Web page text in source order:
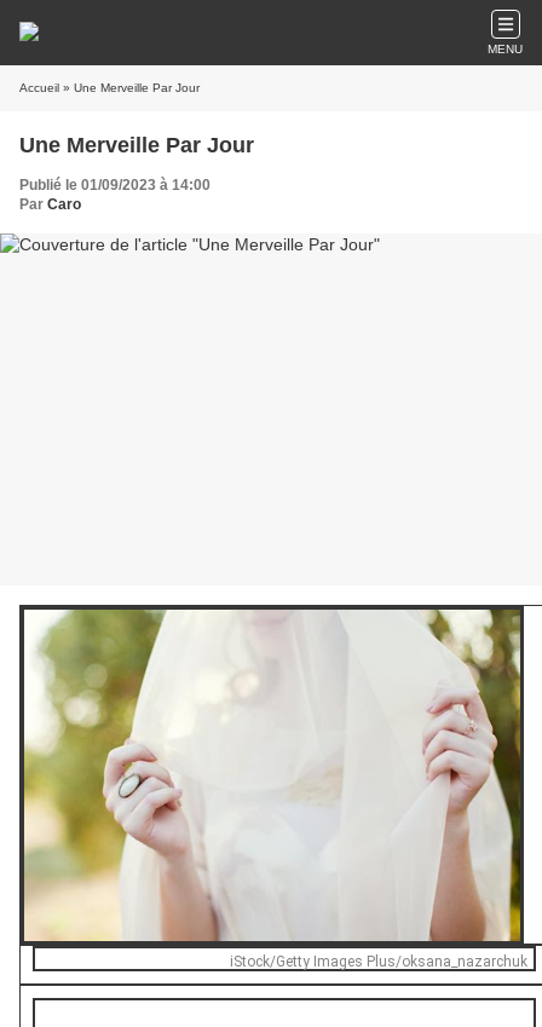
MENU
Accueil » Une Merveille Par Jour
Une Merveille Par Jour
Publié le 01/09/2023 à 14:00
Par Caro
iStock/Getty Images Plus/oksana_nazarchuk